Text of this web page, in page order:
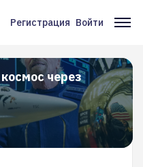
Меню
учётной
записи
пользователя
Регистрация Войти
через